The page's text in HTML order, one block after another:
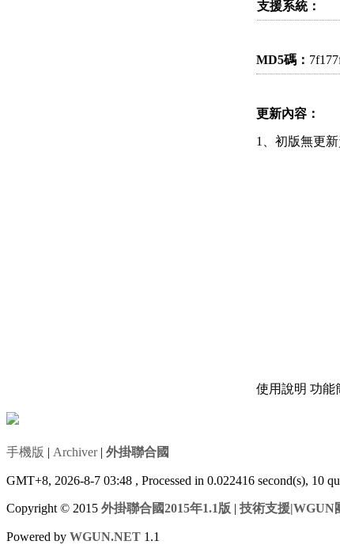
支援系統：
MD5碼：
更新內容：
1、初版無更新
使用說明 功能
手機版 | Archiver| 外掛聯合國
GMT+8, 2026-8-7 03:48 , Processed in 0.022416 second(s), 10
Copyright © 2015 外掛聯合國2015年1.1版 | 技術支援|WGUN
Powered by WGUN.NET 1.1